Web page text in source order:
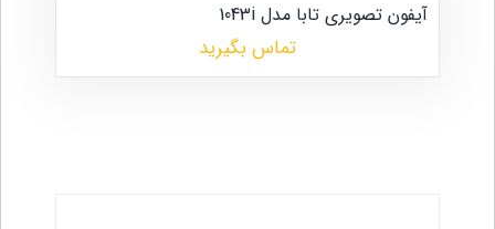
آیفون تصویری تابا مدل 1043i
تماس بگیرید